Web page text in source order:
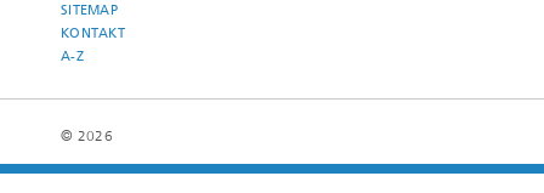
SITEMAP
KONTAKT
A-Z
© 2026